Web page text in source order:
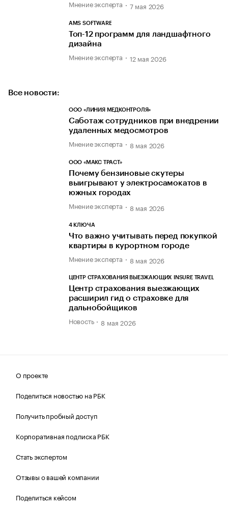
Мнение эксперта 7 мая 2026
AMS SOFTWARE
Топ-12 программ для ландшафтного
дизайна
Мнение эксперта 12 мая 2026
Все новости:
ООО «ЛИНИЯ МЕДКОНТРОЛЯ»
Саботаж сотрудников при внедрении
удаленных медосмотров
Мнение эксперта 8 мая 2026
ООО «МАКС ТРАСТ»
Почему бензиновые скутеры
выигрывают у электросамокатов в
южных городах
Мнение эксперта 8 мая 2026
4 КЛЮЧА
Что важно учитывать перед покупкой
квартиры в курортном городе
Мнение эксперта 8 мая 2026
ЦЕНТР СТРАХОВАНИЯ ВЫЕЗЖАЮЩИХ INSURE TRAVEL
Центр страхования выезжающих
расширил гид о страховке для
дальнобойщиков
Новость 8 мая 2026
О проекте
Поделиться новостью на РБК
Получить пробный доступ
Корпоративная подписка РБК
Стать экспертом
Отзывы о вашей компании
Поделиться кейсом